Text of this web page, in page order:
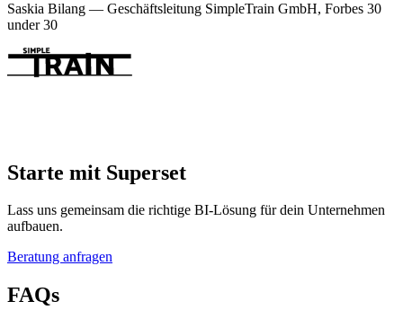
Saskia Bilang — Geschäftsleitung SimpleTrain GmbH, Forbes 30
under 30
Starte mit Superset
Lass uns gemeinsam die richtige BI-Lösung für dein Unternehmen
aufbauen.
Beratung anfragen
FAQs